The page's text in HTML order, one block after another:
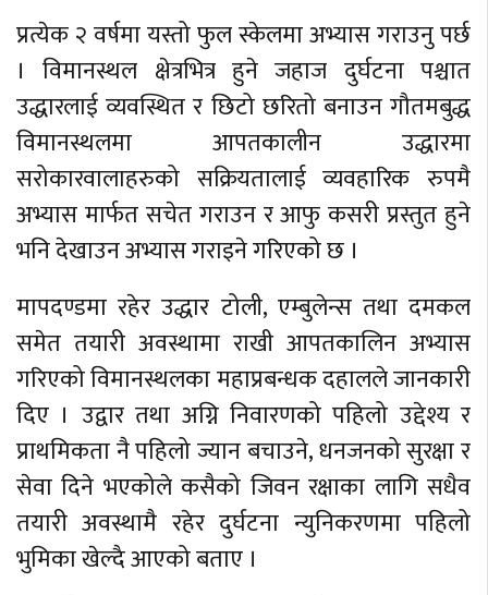
प्रत्येक २ वर्षमा यस्तो फुल स्केलमा अभ्यास गराउनु पर्छ
। विमानस्थल क्षेत्रभित्र हुने जहाज दुर्घटना पश्चात
उद्धारलाई व्यवस्थित र छिटो छरितो बनाउन गौतमबुद्ध
विमानस्थलमा आपतकालीन उद्धारमा
सरोकारवालाहरुको सक्रियतालाई व्यवहारिक रुपमै
अभ्यास मार्फत सचेत गराउन र आफु कसरी प्रस्तुत हुने
भनि देखाउन अभ्यास गराइने गरिएको छ ।
मापदण्डमा रहेर उद्धार टोली, एम्बुलेन्स तथा दमकल
समेत तयारी अवस्थामा राखी आपतकालिन अभ्यास
गरिएको विमानस्थलका महाप्रबन्धक दहालले जानकारी
दिए । उद्वार तथा अग्नि निवारणको पहिलो उद्देश्य र
प्राथमिकता नै पहिलो ज्यान बचाउने, धनजनको सुरक्षा र
सेवा दिने भएकोले कसैको जिवन रक्षाका लागि सधैव
तयारी अवस्थामै रहेर दुर्घटना न्युनिकरणमा पहिलो
भुमिका खेल्दै आएको बताए ।